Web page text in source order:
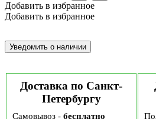
Добавить в избранное
Добавить в избранное
Доставка по Санкт-
Петербургу
Самовывоз - бесплатно